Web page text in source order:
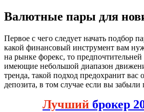
Валютные пары для
Первое с чего следует начать подбор
какой финансовый инструмент вам
на рынке форекс, то
имеющие небольшой диапазон
тренда, такой подход предохранит вас
депозита, в том случае если вы забыли
Лучший брокер